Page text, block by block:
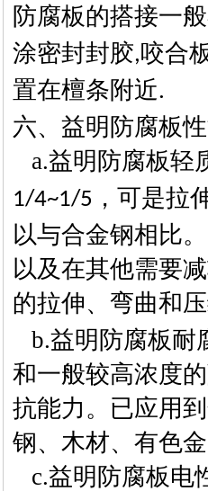
防腐板的搭接一
涂密封封胶,咬合
置在檀条附近.
六、益明防腐板
a.益明防腐板轻
1/4~1/5 ，可是拉
以与合金钢相比
以及在其他需要
的拉伸、弯曲和
b.益明防腐板耐
和一般较高浓度
抗能力。已应用
钢、木材、有色
c.益明防腐板电